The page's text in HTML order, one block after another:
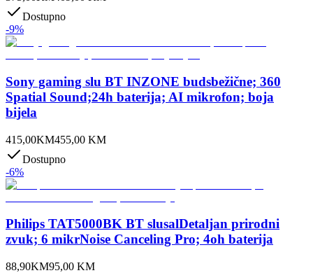
Dostupno
-9%
Sony gaming slu BT INZONE budsbežične; 360
Spatial Sound;24h baterija; AI mikrofon; boja
bijela
415,00KM455,00 KM
Dostupno
-6%
Philips TAT5000BK BT slusalDetaljan prirodni
zvuk; 6 mikrNoise Canceling Pro; 4oh baterija
88,90KM95,00 KM